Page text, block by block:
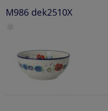
M986 dek2510X